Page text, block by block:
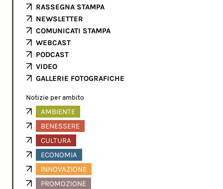
RASSEGNA STAMPA
NEWSLETTER
COMUNICATI STAMPA
WEBCAST
PODCAST
VIDEO
GALLERIE FOTOGRAFICHE
Notizie per ambito
AMBIENTE
BENESSERE
CULTURA
ECONOMIA
INNOVAZIONE
PROMOZIONE